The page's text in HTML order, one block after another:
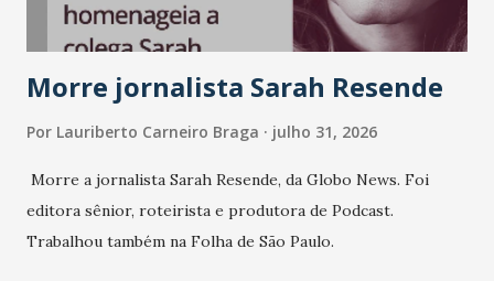
Morre jornalista Sarah Resende
Por Lauriberto Carneiro Braga julho 31, 2026
Morre a jornalista Sarah Resende, da Globo News. Foi
editora sênior, roteirista e produtora de Podcast.
Trabalhou também na Folha de São Paulo.